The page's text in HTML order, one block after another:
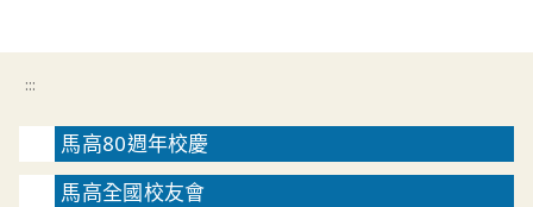
:::
馬高80週年校慶
馬高全國校友會